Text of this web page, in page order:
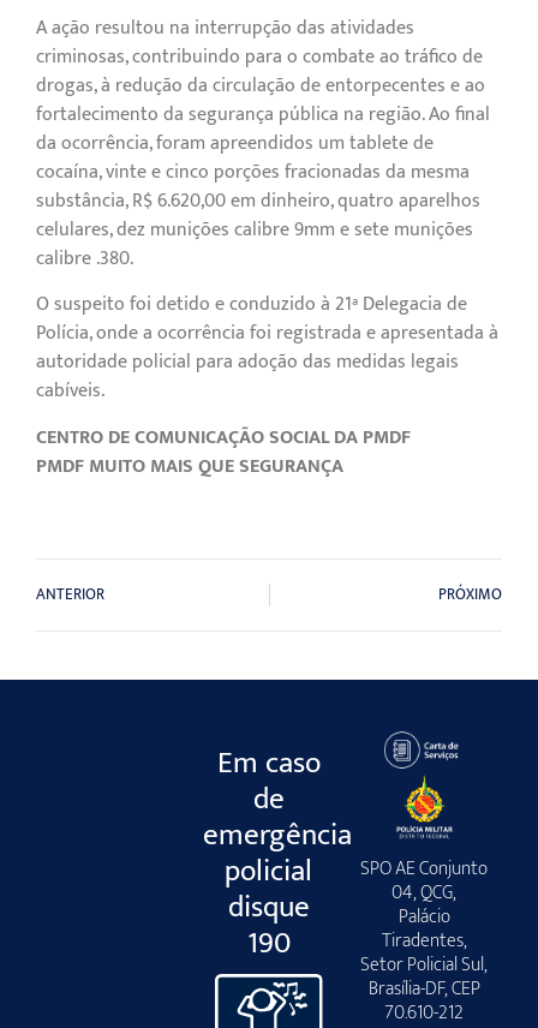
A ação resultou na interrupção das atividades
criminosas, contribuindo para o combate ao tráfico de
drogas, à redução da circulação de entorpecentes e ao
fortalecimento da segurança pública na região. Ao final
da ocorrência, foram apreendidos um tablete de
cocaína, vinte e cinco porções fracionadas da mesma
substância, R$ 6.620,00 em dinheiro, quatro aparelhos
celulares, dez munições calibre 9mm e sete munições
calibre .380.
O suspeito foi detido e conduzido à 21ª Delegacia de
Polícia, onde a ocorrência foi registrada e apresentada à
autoridade policial para adoção das medidas legais
cabíveis.
CENTRO DE COMUNICAÇÃO SOCIAL DA PMDF
PMDF MUITO MAIS QUE SEGURANÇA
ANTERIOR PRÓXIMO
Em caso
de
emergência
policial
disque
190
SPO AE Conjunto
04, QCG,
Palácio
Tiradentes,
Setor Policial Sul,
Brasília-DF, CEP
70.610-212